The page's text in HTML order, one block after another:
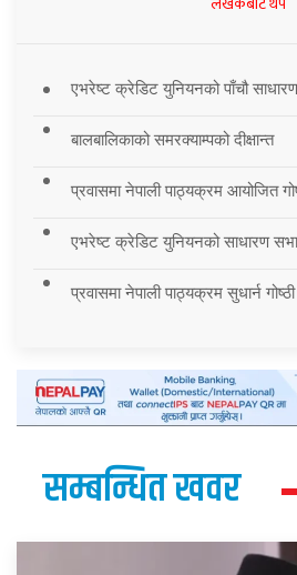
एभरेष्ट क्रेडिट युनियनको पाँचौ
बालबालिकाको समरक्याम्पको दीक्षान्त
प्रवासमा नेपाली पाठ्यक्रम आयोजित
एभरेष्ट क्रेडिट युनियनको साधारण
प्रवासमा नेपाली पाठ्यक्रम सुधार्न गोष्ठी
सम्बन्धित खवर